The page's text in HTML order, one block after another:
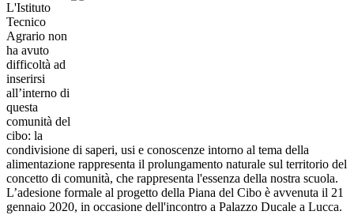
L'Istituto
Tecnico
Agrario non
ha avuto
difficoltà ad
inserirsi
all’interno di
questa
comunità del
cibo: la
condivisione di saperi, usi e conoscenze intorno al tema della
alimentazione rappresenta il prolungamento naturale sul territorio del
concetto di comunità, che rappresenta l'essenza della nostra scuola.
L’adesione formale al progetto della Piana del Cibo è avvenuta il 21
gennaio 2020, in occasione dell'incontro a Palazzo Ducale a Lucca.